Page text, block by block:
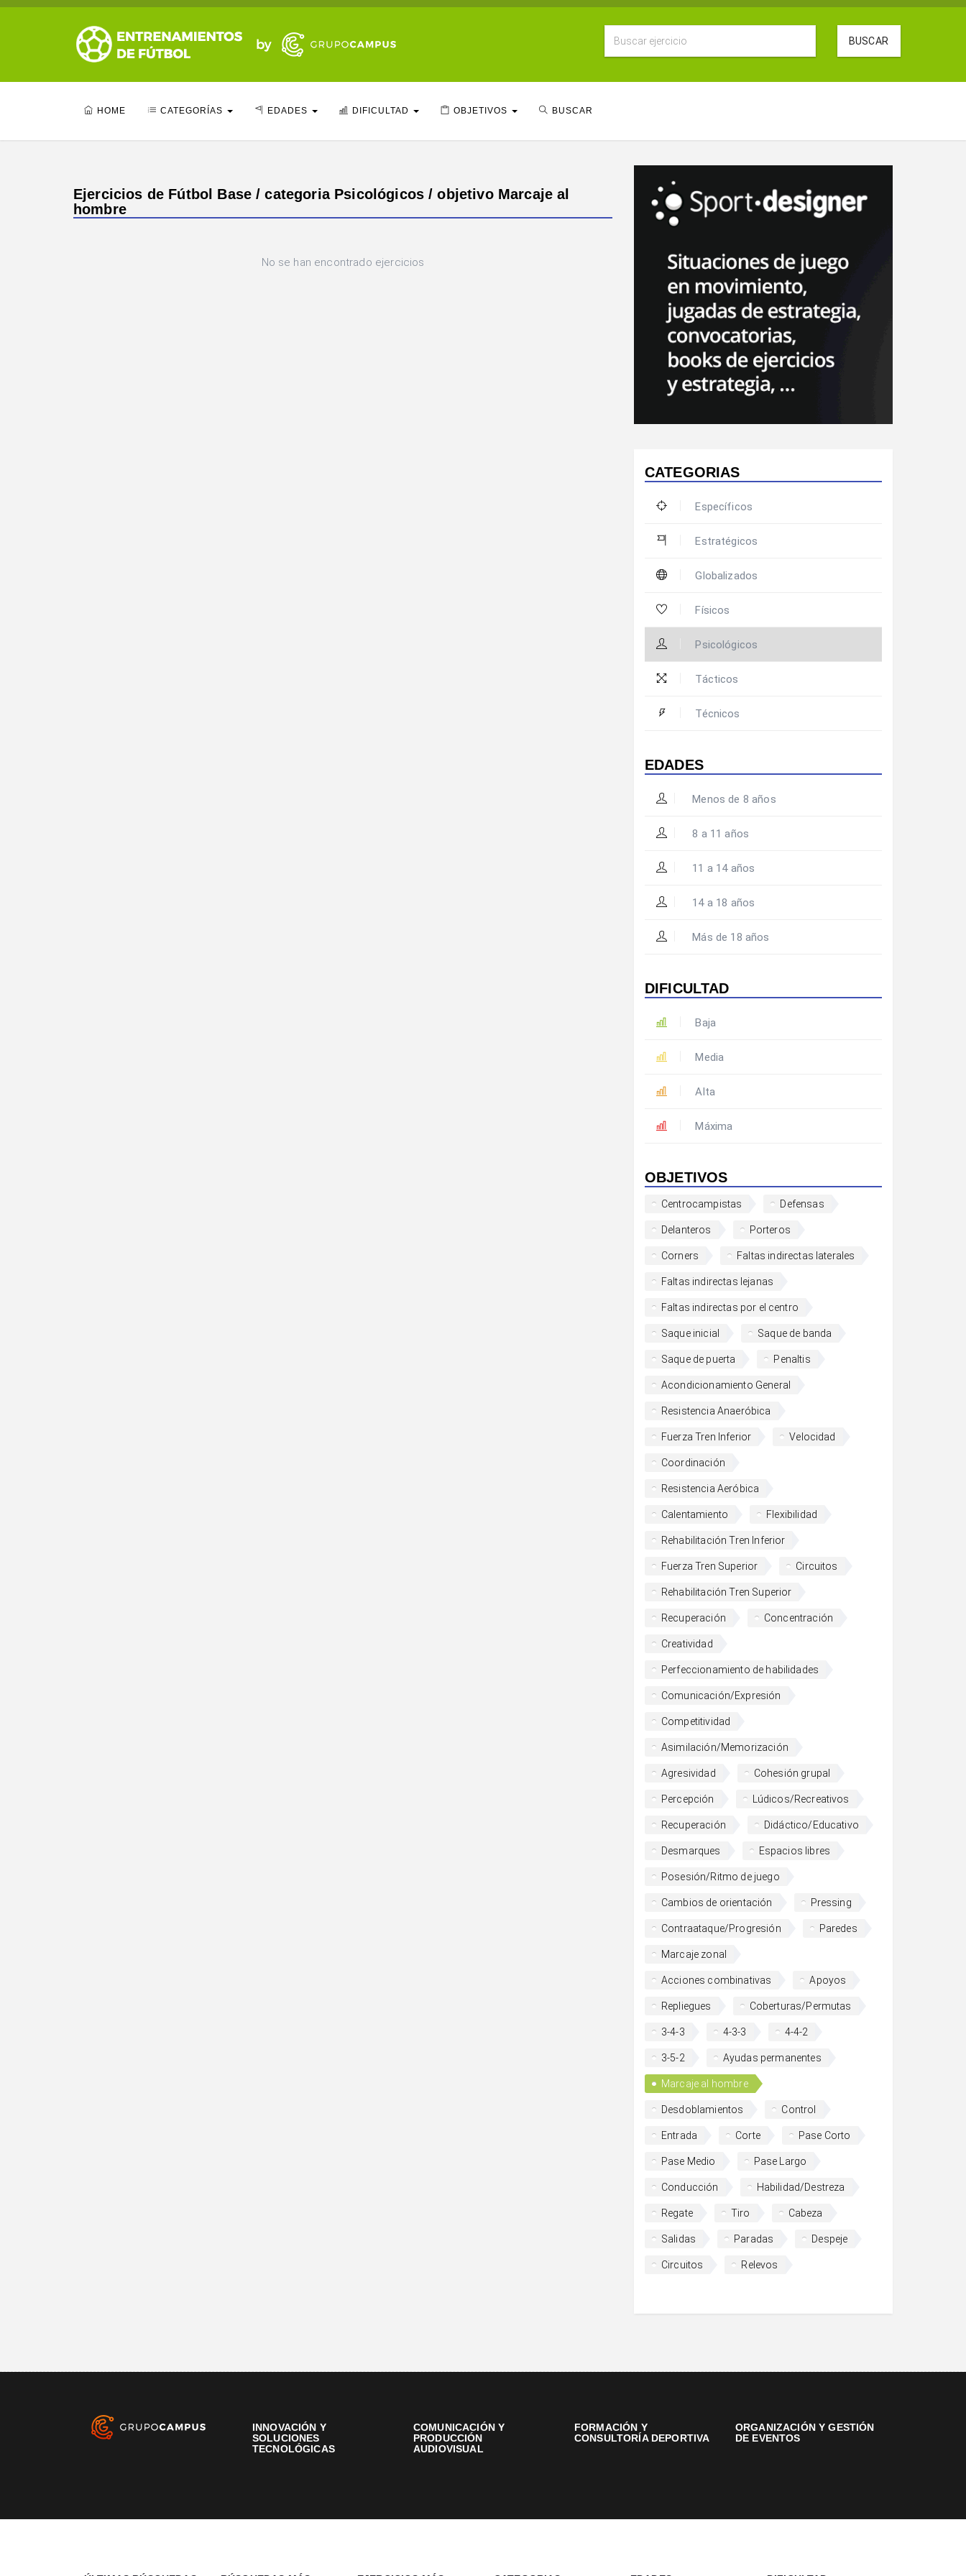
BUSCAR
HOME CATEGORÍAS EDADES DIFICULTAD OBJETIVOS BUSCAR
Ejercicios de Fútbol Base / categoria Psicológicos / objetivo Marcaje al
hombre
No se han encontrado ejercicios
CATEGORIAS
Específicos
Estratégicos
Globalizados
Físicos
Psicológicos
Tácticos
Técnicos
EDADES
Menos de 8 años
8 a 11 años
11 a 14 años
14 a 18 años
Más de 18 años
DIFICULTAD
Baja
Media
Alta
Máxima
OBJETIVOS
Centrocampistas Defensas
Delanteros Porteros
Corners Faltas indirectas laterales
Faltas indirectas lejanas
Faltas indirectas por el centro
Saque inicial Saque de banda
Saque de puerta Penaltis
Acondicionamiento General
Resistencia Anaeróbica
Fuerza Tren Inferior Velocidad
Coordinación
Resistencia Aeróbica
Calentamiento Flexibilidad
Rehabilitación Tren Inferior
Fuerza Tren Superior Circuitos
Rehabilitación Tren Superior
Recuperación Concentración
Creatividad
Perfeccionamiento de habilidades
Comunicación/Expresión
Competitividad
Asimilación/Memorización
Agresividad Cohesión grupal
Percepción Lúdicos/Recreativos
Recuperación Didáctico/Educativo
Desmarques Espacios libres
Posesión/Ritmo de juego
Cambios de orientación Pressing
Contraataque/Progresión Paredes
Marcaje zonal
Acciones combinativas Apoyos
Repliegues Coberturas/Permutas
3-4-3 4-3-3 4-4-2
3-5-2 Ayudas permanentes
Marcaje al hombre
Desdoblamientos Control
Entrada Corte Pase Corto
Pase Medio Pase Largo
Conducción Habilidad/Destreza
Regate Tiro Cabeza
Salidas Paradas Despeje
Circuitos Relevos
INNOVACIÓN Y
SOLUCIONES
TECNOLÓGICAS
COMUNICACIÓN Y
PRODUCCIÓN
AUDIOVISUAL
FORMACIÓN Y
CONSULTORÍA DEPORTIVA
ORGANIZACIÓN Y GESTIÓN
DE EVENTOS